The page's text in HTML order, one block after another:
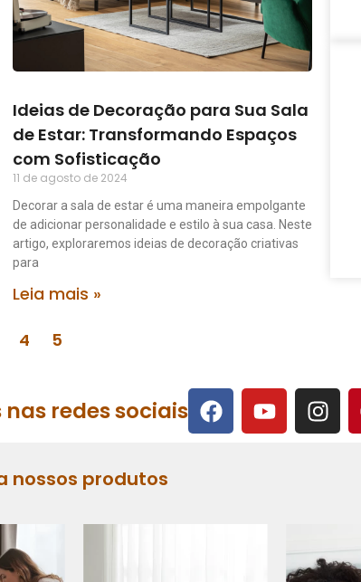
Ideias de Decoração para Sua Sala
de Estar: Transformando Espaços
com Sofisticação
11 de agosto de 2024
Decorar a sala de estar é uma maneira empolgante
de adicionar personalidade e estilo à sua casa. Neste
artigo, exploraremos ideias de decoração criativas
para
Leia mais »
4 5
redes sociais
nossos produtos